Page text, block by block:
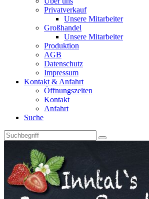
Privatverkauf
Unsere Mitarbeiter
Großhandel
Unsere Mitarbeiter
Produktion
AGB
Datenschutz
Impressum
Kontakt & Anfahrt
Öffnungszeiten
Kontakt
Anfahrt
Suche